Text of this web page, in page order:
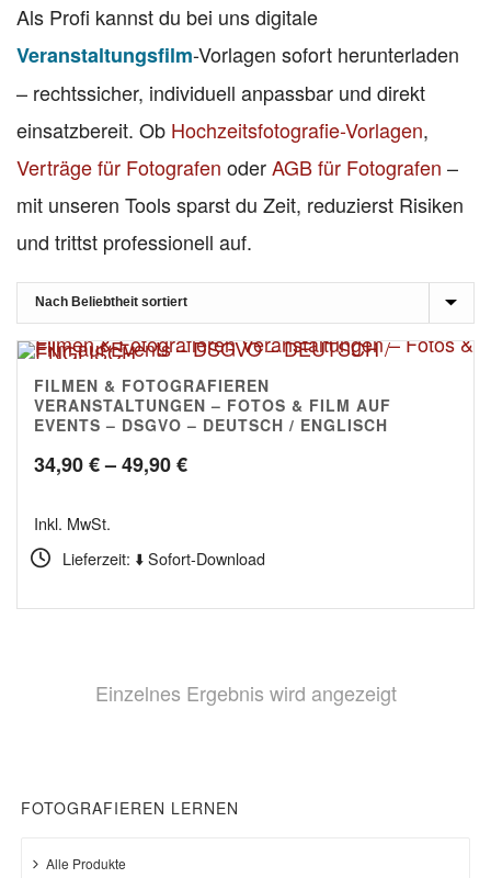
Als Profi kannst du bei uns digitale
Veranstaltungsfilm-Vorlagen sofort herunterladen
– rechtssicher, individuell anpassbar und direkt
einsatzbereit. Ob Hochzeitsfotografie-Vorlagen,
Verträge für Fotografen oderAGB für Fotografen –
mit unseren Tools sparst du Zeit, reduzierst Risiken
und trittst professionell auf.
FILMEN & FOTOGRAFIEREN
VERANSTALTUNGEN – FOTOS & FILM AUF
EVENTS – DSGVO – DEUTSCH / ENGLISCH
34,90€–49,90€Preisspanne:
49,90 €
Inkl. MwSt.
Lieferzeit: ⬇️ Sofort-Download
Einzelnes Ergebnis wird angezeigt
FOTOGRAFIEREN LERNEN
Alle Produkte